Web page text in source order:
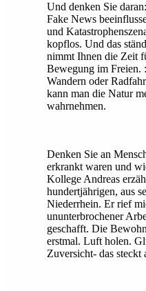
Und denken Sie
Fake News
und
kopflos. Und das
nimmt Ihnen die Zeit
Bewegung im Freien.
Wandern oder
kann man die Natur
wahrnehmen.
Denken Sie an
erkrankt waren und
Kollege Andreas
hundertjährigen, aus
Niederrhein. Er rief
ununterbrochener
geschafft. Die
erstmal. Luft holen.
Zuversicht- das steckt